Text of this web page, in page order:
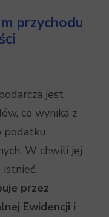
przychodu
jest
co wynika z
podatku
W chwili jej
przez
Ewidencji i